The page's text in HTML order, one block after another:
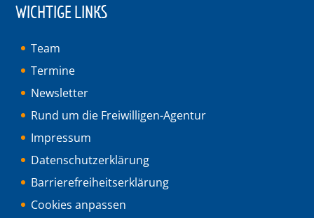
WICHTIGE LINKS
Team
Termine
Newsletter
Rund um die Freiwilligen-Agentur
Impressum
Datenschutzerklärung
Barrierefreiheitserklärung
Cookies anpassen